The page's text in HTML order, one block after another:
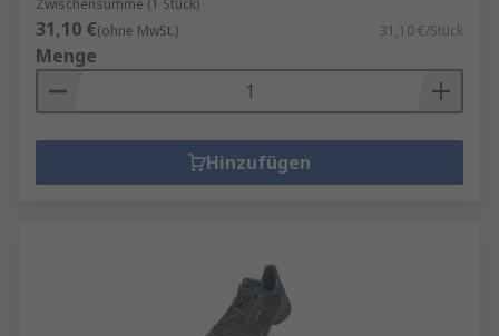
Zwischensumme (1 Stück)
31,10 €(ohne MwSt.) 31,10 €/Stück
Menge
Hinzufügen